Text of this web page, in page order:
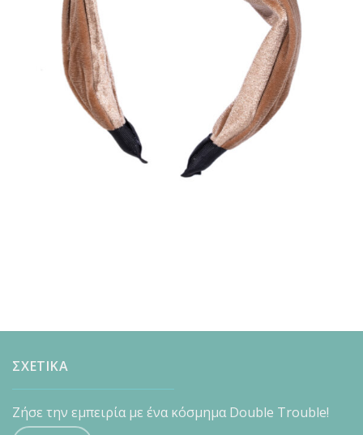
ΣΧΕΤΙΚΑ
Ζήσε την εμπειρία με ένα κόσμημα Double Trouble!